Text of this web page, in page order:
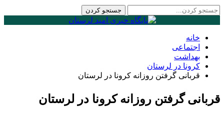
خانه
اجتماعی
بهداشت
کرونا در لرستان
قربانی گرفتن روزانه کرونا در لرستان
قربانی گرفتن روزانه کرونا در لرستان